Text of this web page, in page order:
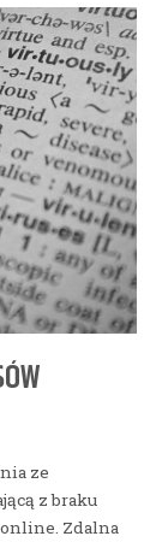
ze
z braku
Zdalna